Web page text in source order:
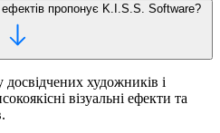
ефектів пропонує K.I.S.S. Software?
художників і
візуальні ефекти та